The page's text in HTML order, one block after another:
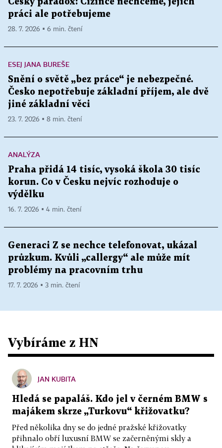
Český paradox: Cizince nechceme, jejich
práci ale potřebujeme
28. 7. 2026 ▪ 6 min. čtení
ESEJ JANA BUREŠE
Snění o světě „bez práce“ je nebezpečné.
Česko nepotřebuje základní příjem, ale dvě
jiné základní věci
23. 7. 2026 ▪ 8 min. čtení
ANALÝZA
Praha přidá 14 tisíc, vysoká škola 30 tisíc
korun. Co v Česku nejvíc rozhoduje o
výdělku
16. 7. 2026 ▪ 4 min. čtení
Generaci Z se nechce telefonovat, ukázal
průzkum. Kvůli „callergy“ ale může mít
problémy na pracovním trhu
17. 7. 2026 ▪ 3 min. čtení
Vybíráme z HN
JAN KUBITA
Hledá se papaláš. Kdo jel v černém BMW s
majákem skrze „Turkovu“ křižovatku?
Před několika dny se do jedné pražské křižovatky
přihnalo obří luxusní BMW se začerněnými skly a